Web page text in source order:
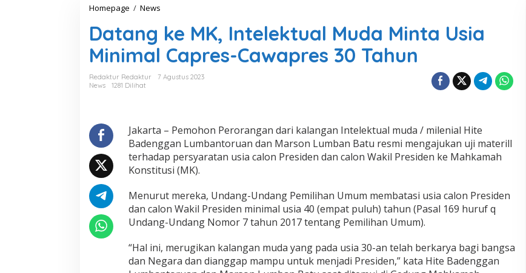
Homepage / News
a
k
t
e
l
k
u
a
M
u
d
Datang ke MK, Intelektual Muda Minta Usia
Minimal Capres-Cawapres 30 Tahun
Redaktur Redaktur
7 Agustus 2023
News
1281 Dilihat
Jakarta – Pemohon Perorangan dari kalangan Intelektual muda / milenial Hite
Badenggan Lumbantoruan dan Marson Lumban Batu resmi mengajukan uji materill
terhadap persyaratan usia calon Presiden dan calon Wakil Presiden ke Mahkamah
Konstitusi (MK).
Menurut mereka, Undang-Undang Pemilihan Umum membatasi usia calon Presiden
dan calon Wakil Presiden minimal usia 40 (empat puluh) tahun (Pasal 169 huruf q
Undang-Undang Nomor 7 tahun 2017 tentang Pemilihan Umum).
“Hal ini, merugikan kalangan muda yang pada usia 30-an telah berkarya bagi bangsa
dan Negara dan dianggap mampu untuk menjadi Presiden,” kata Hite Badenggan